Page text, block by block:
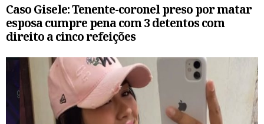
Caso Gisele: Tenente-coronel preso por matar
esposa cumpre pena com 3 detentos com
direito a cinco refeições